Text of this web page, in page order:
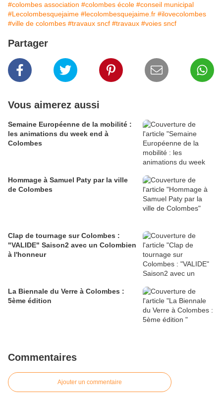
#colombes association #colombes école #conseil municipal
#Lecolombesquejaime #lecolombesquejaime.fr #ilovecolombes
#ville de colombes #travaux sncf #travaux #voies sncf
Partager
Vous aimerez aussi
Semaine Européenne de la mobilité :
les animations du week end à
Colombes
Hommage à Samuel Paty par la ville
de Colombes
Clap de tournage sur Colombes :
"VALIDE" Saison2 avec un Colombien
à l'honneur
La Biennale du Verre à Colombes :
5ème édition
Commentaires
Ajouter un commentaire